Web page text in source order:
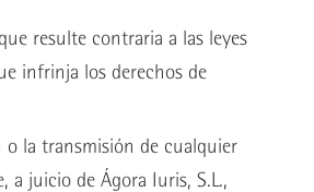
resulte contraria a las leyes
infrinja los derechos de
o la transmisión de cualquier
a juicio de Ágora Iuris, S.L.,